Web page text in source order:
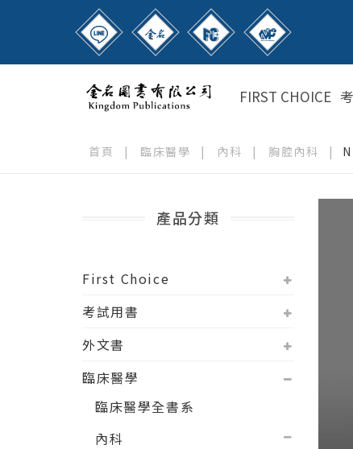
FIRST CHOICE
首頁 | 臨床醫學 | 內科 | 胸腔內科 |
產品分類
First Choice
考試用書
外文書
臨床醫學
臨床醫學全書系
內科